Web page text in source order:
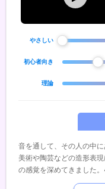
音を通して、その人の中
美術や陶芸などの造形表
の感覚を深めてきました
いた祖父の流れを受け継
やさしい
初心者向き
理論